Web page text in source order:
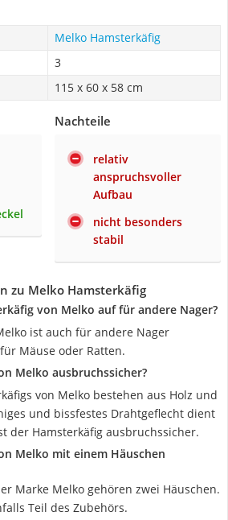
Melko Hamsterkäfig
3
115 x 60 x 58 cm
Nachteile
relativ
anspruchsvoller
Aufbau
nicht besonders
stabil
zu Melko Hamsterkäfig
von Melko auf für andere Nager?
ist auch für andere Nager
Mäuse oder Ratten.
Melko ausbruchssicher?
von Melko bestehen aus Holz und
und bissfestes Drahtgeflecht dient
der Hamsterkäfig ausbruchssicher.
Melko mit einem Häuschen
Marke Melko gehören zwei Häuschen.
Teil des Zubehörs.